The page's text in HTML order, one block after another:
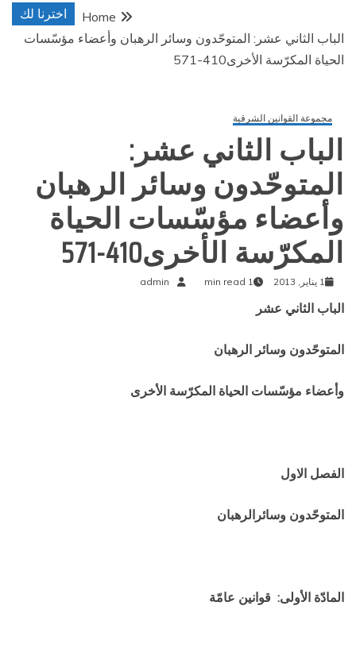
اخترنا لك
Home
الباب الثاني عشر: المتوحّدون وسائر الرهبان وأعضاء مؤسّسات
الحياة المكرّسة الأخرى410-571
مجموعة القوانين الشرقية
الباب الثاني عشر:
المتوحّدون وسائر الرهبان
وأعضاء مؤسّسات الحياة
المكرّسة الأخرى410-571
1 يناير, 2013 1 min read
admin
الباب الثاني عشر
المتوحّدون وسائر الرهبان
وأعضاء مؤسّسات الحياة المكرّسة الأخرى
الفصل الاول
المتوحّدون وسائرالرهبان
المادّة الأولى: قوانين عامّة